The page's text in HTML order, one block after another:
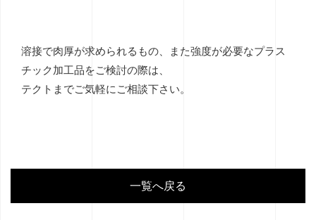
溶接で肉厚が求められるもの、また強度が必要なプラス
チック加工品をご検討の際は、
テクトまでご気軽にご相談下さい。
一覧へ戻る